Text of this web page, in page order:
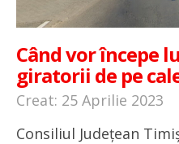
Când vor începe
giratorii de pe
Creat: 25 Aprilie 2023
Consiliul Județean